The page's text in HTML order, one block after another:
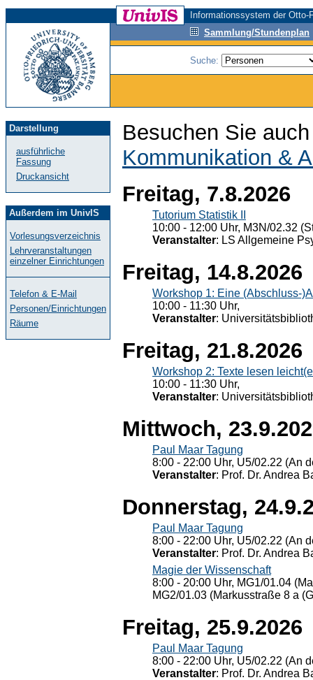
Informationssystem der
Sammlung/Stundenplan
Suche:
Darstellung
ausführliche
Fassung
Druckansicht
Außerdem im UnivIS
Vorlesungsverzeichnis
Lehrveranstaltungen
einzelner Einrichtungen
Telefon & E-Mail
Personen/Einrichtungen
Räume
Besuchen Sie
Kommunikation &
Freitag, 7.8.2026
Tutorium Statistik II
10:00 - 12:00 Uhr, M3N/02.32
Veranstalter: LS Allgemeine
Freitag, 14.8.2026
Workshop 1: Eine (Abschluss-
10:00 - 11:30 Uhr,
Veranstalter:
Freitag, 21.8.2026
Workshop 2: Texte lesen
10:00 - 11:30 Uhr,
Veranstalter:
Mittwoch,
Paul Maar Tagung
8:00 - 22:00 Uhr, U5/02.22 (An
Veranstalter: Prof. Dr. Andrea
Donnerstag,
Paul Maar Tagung
8:00 - 22:00 Uhr, U5/02.22 (An
Veranstalter: Prof. Dr. Andrea
Magie der Wissenschaft
8:00 - 20:00 Uhr, MG1/01.04
MG2/01.03 (Markusstraße 8 a
Freitag, 25.9.2026
Paul Maar Tagung
8:00 - 22:00 Uhr, U5/02.22 (An
Veranstalter: Prof. Dr. Andrea